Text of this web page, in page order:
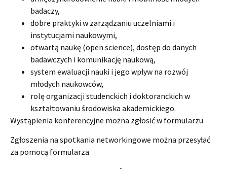
badaczy,
dobre praktyki w zarządzaniu uczelniami i
instytucjami naukowymi,
otwartą naukę (open science), dostęp do danych
badawczych i komunikację naukową,
system ewaluacji nauki i jego wpływ na rozwój
młodych naukowców,
rolę organizacji studenckich i doktoranckich w
kształtowaniu środowiska akademickiego.
Wystąpienia konferencyjne można zgłosić w formularzu
Zgłoszenia na spotkania networkingowe można przesyłać
za pomocą formularza